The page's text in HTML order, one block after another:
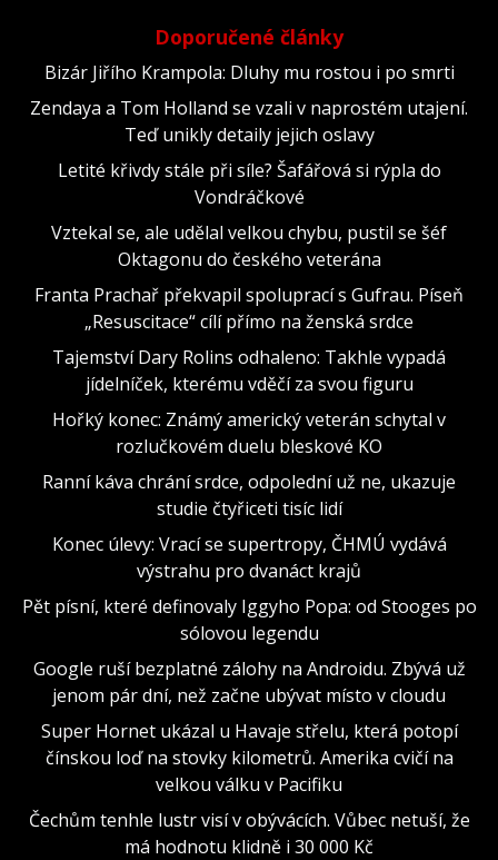
Doporučené články
Bizár Jiřího Krampola: Dluhy mu rostou i po smrti
Zendaya a Tom Holland se vzali v naprostém utajení.
Teď unikly detaily jejich oslavy
Letité křivdy stále při síle? Šafářová si rýpla do
Vondráčkové
Vztekal se, ale udělal velkou chybu, pustil se šéf
Oktagonu do českého veterána
Franta Prachař překvapil spoluprací s Gufrau. Píseň
„Resuscitace“ cílí přímo na ženská srdce
Tajemství Dary Rolins odhaleno: Takhle vypadá
jídelníček, kterému vděčí za svou figuru
Hořký konec: Známý americký veterán schytal v
rozlučkovém duelu bleskové KO
Ranní káva chrání srdce, odpolední už ne, ukazuje
studie čtyřiceti tisíc lidí
Konec úlevy: Vrací se supertropy, ČHMÚ vydává
výstrahu pro dvanáct krajů
Pět písní, které definovaly Iggyho Popa: od Stooges po
sólovou legendu
Google ruší bezplatné zálohy na Androidu. Zbývá už
jenom pár dní, než začne ubývat místo v cloudu
Super Hornet ukázal u Havaje střelu, která potopí
čínskou loď na stovky kilometrů. Amerika cvičí na
velkou válku v Pacifiku
Čechům tenhle lustr visí v obývácích. Vůbec netuší, že
má hodnotu klidně i 30 000 Kč